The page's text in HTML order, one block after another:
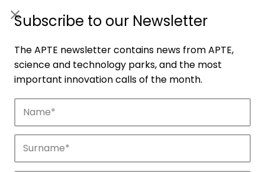
Subscribe to our Newsletter
The APTE newsletter contains news from APTE,
science and technology parks, and the most
important innovation calls of the month.